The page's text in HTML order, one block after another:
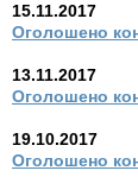
15.11.2017
Оголошено
13.11.2017
Оголошено
19.10.2017
Оголошено